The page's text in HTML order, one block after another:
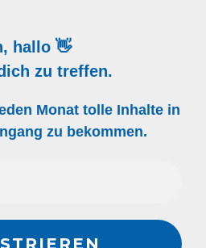
hallo 👋
zu treffen.
Monat tolle Inhalte in
zu bekommen.